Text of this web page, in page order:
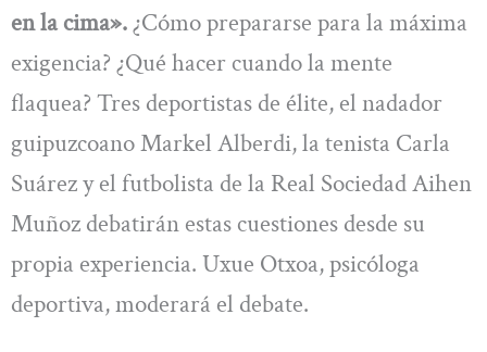
en la cima».¿Cómo prepararse para la máxima
exigencia? ¿Qué hacer cuando la mente
flaquea? Tres deportistas de élite, el nadador
guipuzcoano Markel Alberdi, la tenista Carla
Suárez y el futbolista de la Real Sociedad Aihen
Muñoz debatirán estas cuestiones desde su
propia experiencia. Uxue Otxoa, psicóloga
deportiva, moderará el debate.